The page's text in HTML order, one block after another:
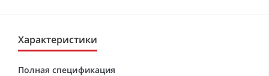
Характеристики
Полная спецификация